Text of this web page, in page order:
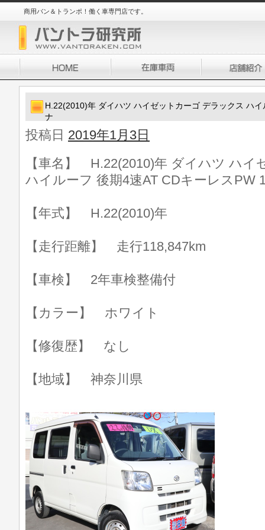
商用バン＆トランポ！働く車専門店です。
H.22(2010)年 ダイハツ ハイゼットカーゴ デラックス ハ
ナ
投稿日 2019年1月3日
【車名】 H.22(2010)年 ダイハツ ハイ
ハイルーフ 後期4速AT CDキーレスPW
【年式】 H.22(2010)年
【走行距離】 走行118,847km
【車検】 2年車検整備付
【カラー】 ホワイト
【修復歴】 なし
【地域】 神奈川県